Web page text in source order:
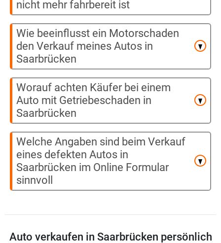
nicht mehr fahrbereit ist
Wie beeinflusst ein Motorschaden
den Verkauf meines Autos in
Saarbrücken
Worauf achten Käufer bei einem
Auto mit Getriebeschaden in
Saarbrücken
Welche Angaben sind beim Verkauf
eines defekten Autos in
Saarbrücken im Online Formular
sinnvoll
Auto verkaufen in Saarbrücken persönlich